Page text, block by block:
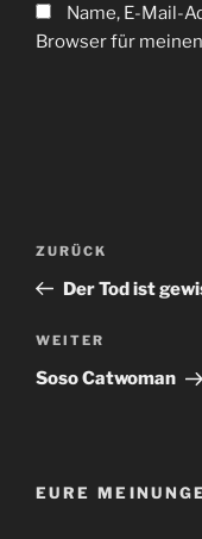
Name, E-Mail-
Browser für
Vorheriger
Beitrag
ZURÜCK
Der Tod ist
Nächster
Beitrag
WEITER
Soso Catwoman
EURE